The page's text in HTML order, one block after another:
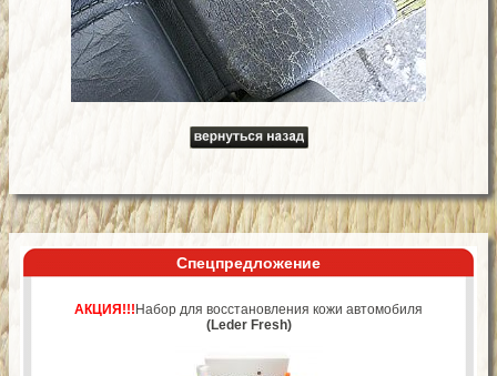
Спецпредложение
АКЦИЯ!!! Набор для восстановления кожи автомобиля
(Leder Fresh)